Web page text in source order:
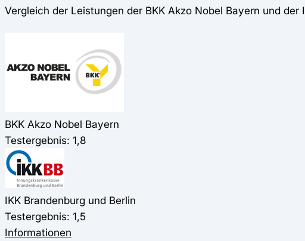
Vergleich der Leistungen der BKK Akzo Nobel Bayern und der
BKK Akzo Nobel Bayern
Testergebnis: 1,8
IKK Brandenburg und Berlin
Testergebnis: 1,5
Informationen